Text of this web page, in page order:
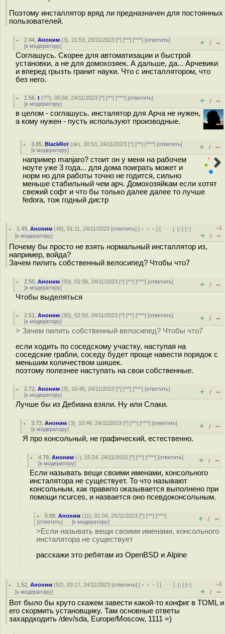
Поэтому инсталлятор вряд ли предназначен для постоянных
пользователей.
2.44 ,Аноним (3), 21:53, 23/11/2023 [^] [^^] [^^^] [ответить]
[к модератору] + / –
Соглашусь. Скорее для автоматизации и быстрой
установки, а не для домохозяек. А дальше, да... Арчевики
и вперед грызть гранит науки. Что с инсталлятором, что
без него.
2.56 ,t (??), 05:58, 24/11/2023 [^] [^^] [^^^] [ответить]
[к модератору] + / –
в целом - соглашусь. инсталятор для Арча не нужен,
а кому нужен - пусть используют производные.
3.85 ,BlackRot (ok), 20:53, 24/11/2023 [^] [^^] [^^^] [ответить]
[к модератору] + / –
например manjaro? стоит он у меня на рабочем
ноуте уже 3 года... для дома поиграть может и
норм но для работы точно не годится, сильно
меньше стабильный чем арч. Домохозяйкам если хотят
свежий софт и что бы только далее далее то лучше
fedora, тож годный дистр
1.49 ,Аноним (49), 01:11, 24/11/2023 [ответить] [ ﹢﹢﹢] [ · · ·][↓] [↑]
[к модератору]
–1
+ / –
Почему бы просто не взять нормальный инсталлятор из,
например, войда?
Зачем пилить собственный велосипед? Чтобы что7
2.50 ,Аноним (50), 01:58, 24/11/2023 [^] [^^] [^^^] [ответить]
[к модератору] + / –
Чтобы выделяться
2.51 ,Аноним (30), 02:50, 24/11/2023 [^] [^^] [^^^] [ответить]
[к модератору] + / –
> Зачем пилить собственный велосипед? Чтобы что7
если ходить по соседскому участку, наступая на
соседские грабли, соседу будет проще навести порядок с
меньшим количеством шишек.
поэтому полезнее наступать на свои собственные.
2.72 ,Аноним (3), 10:45, 24/11/2023 [^] [^^] [^^^] [ответить]
[к модератору] + / –
Лучше бы из Дебиана взяли. Ну или Слаки.
3.73 ,Аноним (3), 10:46, 24/11/2023 [^] [^^] [^^^] [ответить]
[к модератору] + / –
Я про консольный, не графический, естественно.
4.79 ,Аноним (-), 15:24, 24/11/2023 [^] [^^] [^^^] [ответить]
[к модератору] + / –
Если называть вещи своими именами, консольного
инсталятора не существует. То что называют
консольным, как правило оказывается выполнено при
помощи ncurces, и назвается оно псевдоконсольным.
5.88 ,Аноним (11), 01:04, 25/11/2023 [^] [^^] [^^^]
[ответить] [к модератору] + / –
>Если называть вещи своими именами, консольного
инсталятора не существует
расскажи это ребятам из OpenBSD и Alpine
1.52 ,Аноним (52), 03:17, 24/11/2023 [ответить] [ ﹢﹢﹢] [ · · ·][↓] [↑]
[к модератору]
–1
+ / –
Вот было бы круто скажем завести какой-то конфиг в TOML и
его скормить установщику. Там основные ответы
захардкодить /dev/sda, Europe/Moscow, 1111 =)